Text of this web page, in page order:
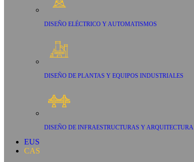
DISEÑO ELÉCTRICO Y AUTOMATISMOS
DISEÑO DE PLANTAS Y EQUIPOS INDUSTRIALES
DISEÑO DE INFRAESTRUCTURAS Y ARQUITECTURA
EUS
CAS